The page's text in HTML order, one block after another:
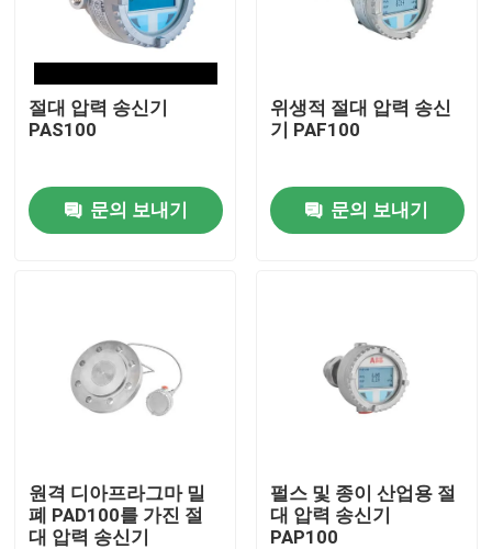
회사 소개
공장 투어
견적 요청
PSA 산소 발생기
절대 압력 송신기
PAS100
문의 보내기
위생적 절대 압력 송신
기 PAF100
문의 보내기
원격 디아프라그마 밀
폐 PAD100를 가진 절
대 압력 송신기
펄스 및 종이 산업용 절
대 압력 송신기
PAP100